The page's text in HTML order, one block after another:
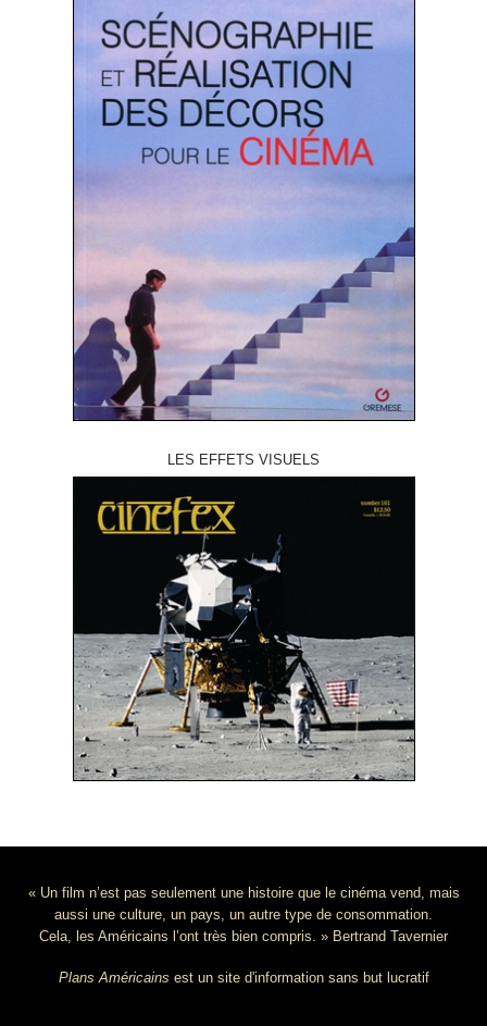
LES EFFETS VISUELS
« Un film n’est pas seulement une histoire que le cinéma vend, mais
aussi une culture, un pays, un autre type de consommation.
Cela, les Américains l’ont très bien compris. » Bertrand Tavernier
Plans Américains est un site d'information sans but lucratif